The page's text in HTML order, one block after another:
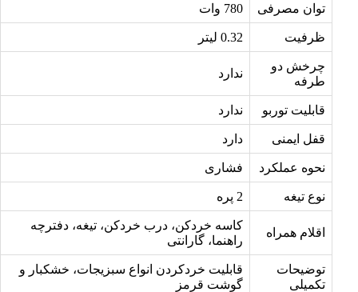
توان مصرفی 780 وات
ظرفیت 0.32 لیتر
چرخش دو
طرفه
ندارد
قابلیت توربو ندارد
قفل ایمنی دارد
نحوه عملکرد فشاری
نوع تیغه
اقلام همراه
کاسه خردکن، درب خردکن، تیغه، دفترچه
راهنما، گارانتی
توضیحات
تکمیلی
قابلیت خردکردن انواع سبزیجات، خشکبار و
گوشت قرمز